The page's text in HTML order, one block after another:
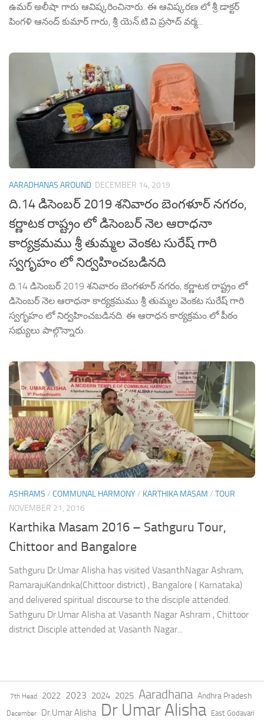
ఉమర్ అలీషా గారు ఆవిష్కరించినారు. ఈ ఆవిష్కరణ లో శ్రీ డాక్టర్
పింగళి ఆనంద్ కుమార్ గారు, శ్రీ యెన్.టి.వి ప్రసాద్ వర్మ...
AARADHANAS AROUND DECEMBER 14, 2019
ది.14 డిసెంబర్ 2019 శనివారం బెంగళూర్ నగరం,
కర్ణాటక రాష్ట్రం లో డిసెంబర్ నెల ఆరాధనా
కార్యక్రమము శ్రీ తుమ్మల వెంకట సురేష్ గారి
స్వగృహం లో నిర్వహించబడినది
ది.14 డిసెంబర్ 2019 శనివారం బెంగళూర్ నగరం, కర్ణాటక రాష్ట్రం లో
డిసెంబర్ నెల ఆరాధనా కార్యక్రమము శ్రీ తుమ్మల వెంకట సురేష్ గారి
స్వగృహం లో నిర్వహించబడినది. ఈ ఆరాధన కార్యక్రమం లో పీఠం
సభ్యులు పాల్గొన్నారు.
ASHRAMS / COMMUNAL HARMONY/ KARTHIKA MASAM / TOUR
NOVEMBER 21, 2016
Karthika Masam 2016 – Sathguru Tour,
Chittoor and Bangalore
Sathguru Dr.Umar Alisha has visited VasanthNagar Ashram,
RamarajuKandrika(Chittoor district) , Bangalore ( Karnataka)
and delivered spiritual discourse to the disciple attended.
Sathguru Dr.Umar Alisha at Vasanth Nagar Ashram , Chittoor
district Disciple attended at Vasanth Nagar...
7th Head 2022 2023 2024 2025 Aaradhana Andhra Pradesh
December Dr.Umar Alisha Dr Umar Alisha East Godavari